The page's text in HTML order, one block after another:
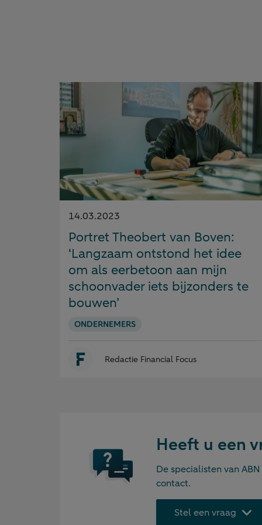
Gepubliceerd
op:
14.03.2023
Portret Theobert van Boven:
‘Langzaam ontstond het idee
om als eerbetoon aan mijn
schoonvader iets bijzonders te
bouwen’
ONDERNEMERS
Redactie Financial Focus
Heeft u een
De specialisten van
contact.
Stel een vraag